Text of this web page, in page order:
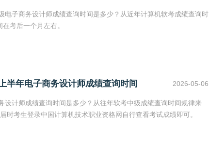
子商务设计师成绩查询时间是多少？从近年计算机软考成绩查询时
考后一个月左右。
半年电子商务设计师成绩查询时间 2026-05-06
计师成绩查询时间是多少？从往年软考中级成绩查询时间规律来
考生登录中国计算机技术职业资格网自行查看考试成绩即可。